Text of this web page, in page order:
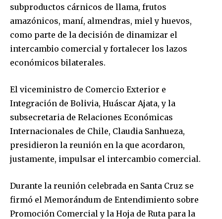
subproductos cárnicos de llama, frutos
amazónicos, maní, almendras, miel y huevos,
como parte de la decisión de dinamizar el
intercambio comercial y fortalecer los lazos
económicos bilaterales.
El viceministro de Comercio Exterior e
Integración de Bolivia, Huáscar Ajata, y la
subsecretaria de Relaciones Económicas
Internacionales de Chile, Claudia Sanhueza,
presidieron la reunión en la que acordaron,
justamente, impulsar el intercambio comercial.
Durante la reunión celebrada en Santa Cruz se
firmó el Memorándum de Entendimiento sobre
Promoción Comercial y la Hoja de Ruta para la